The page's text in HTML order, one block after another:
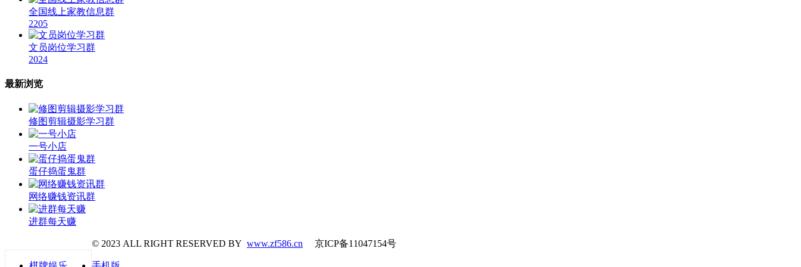
全国线上家教信息群
2205
文员岗位学习群
2024
最新浏览
修图剪辑摄影学习群
一号小店
蛋仔捣蛋鬼群
网络赚钱资讯群
进群每天赚
© 2023 ALL RIGHT RESERVED BY www.zf586.cn 京ICP备11047154号